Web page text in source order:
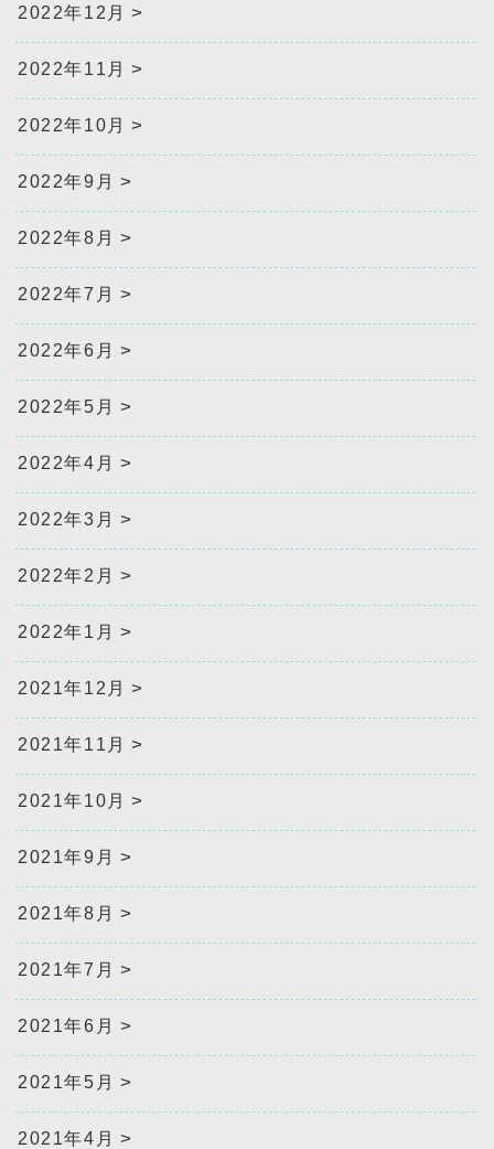
2022年12月
2022年11月
2022年10月
2022年9月
2022年8月
2022年7月
2022年6月
2022年5月
2022年4月
2022年3月
2022年2月
2022年1月
2021年12月
2021年11月
2021年10月
2021年9月
2021年8月
2021年7月
2021年6月
2021年5月
2021年4月